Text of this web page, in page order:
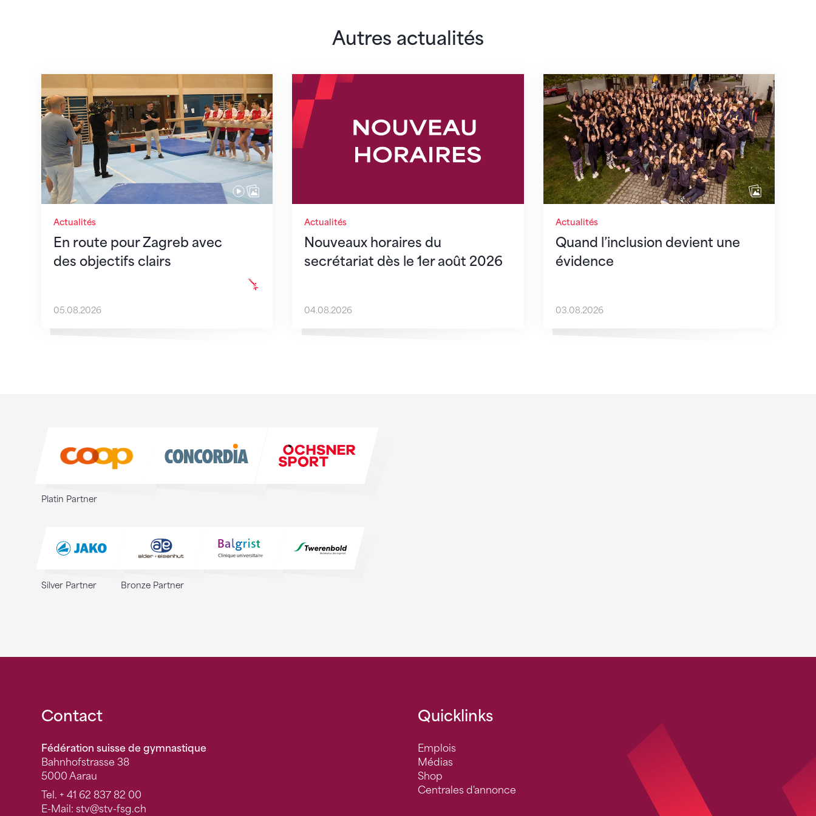
Autres actualités
Actualités
En route pour Zagreb avec
des objectifs clairs
En route pour Zagreb avec des objectifs clairs
05.08.2026
Actualités
Nouveaux horaires du
secrétariat dès le 1er août 2026
Nouveaux horaires du secrétariat dès le 1er août 2026
04.08.2026
Actualités
Quand l’inclusion devient une
évidence
Quand l’inclusion devient une évidence
03.08.2026
Platin Partner
Silver Partner Bronze Partner
Fusszeile
Contact
Fédération suisse de gymnastique
Bahnhofstrasse 38
5000 Aarau
Tel. + 41 62 837 82 00
E-Mail: stv@stv-fsg.ch
Quicklinks
Emplois
Médias
Shop
Centrales d'annonce